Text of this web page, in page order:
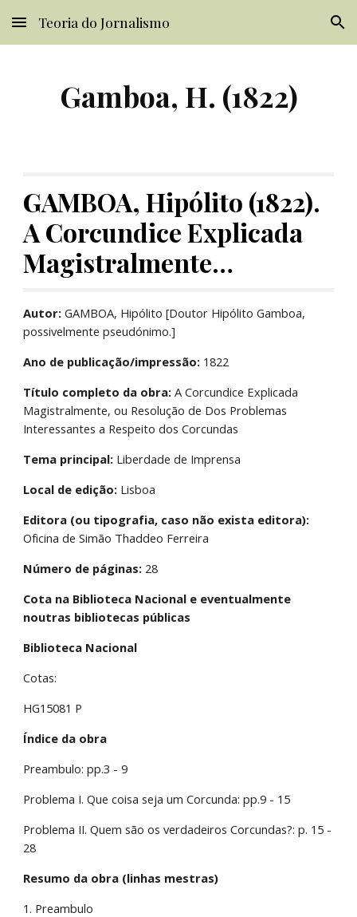
Skip to main content Skip to navigation
Teoria do Jornalismo
Gamboa, H. (1822)
GAMBOA, Hipólito (1822).
A Corcundice Explicada
Magistralmente…
Autor: GAMBOA, Hipólito [Doutor Hipólito Gamboa,
possivelmente pseudónimo.]
Ano de publicação/impressão: 1822
Título completo da obra: A Corcundice Explicada
Magistralmente, ou Resolução de Dos Problemas
Interessantes a Respeito dos Corcundas
Tema principal: Liberdade de Imprensa
Local de edição: Lisboa
Editora (ou tipografia, caso não exista editora):
Oficina de Simão Thaddeo Ferreira
Número de páginas: 28
Cota na Biblioteca Nacional e eventualmente
noutras bibliotecas públicas
Biblioteca Nacional
Cotas:
HG15081 P
Índice da obra
Preambulo: pp.3 - 9
Problema I. Que coisa seja um Corcunda: pp.9 - 15
Problema II. Quem são os verdadeiros Corcundas?: p. 15 -
28
Resumo da obra (linhas mestras)
1. Preambulo